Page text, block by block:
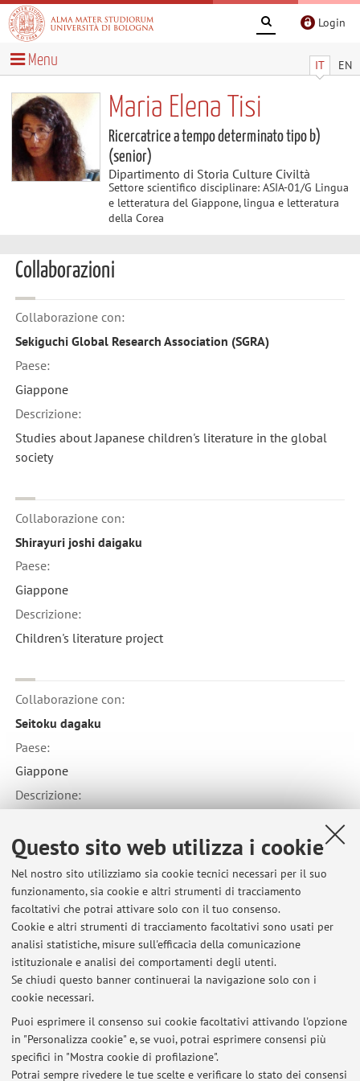
Questo sito web utilizza i cookie
Nel nostro sito utilizziamo sia cookie tecnici necessari per il suo
funzionamento, sia cookie e altri strumenti di tracciamento
facoltativi che potrai attivare solo con il tuo consenso.
Cookie e altri strumenti di tracciamento facoltativi sono usati per
analisi statistiche, misure sull'efficacia della comunicazione
istituzionale e analisi dei comportamenti degli utenti.
Se chiudi questo banner continuerai la navigazione solo con i
cookie necessari.
Puoi esprimere il consenso sui cookie facoltativi attivando l'opzione
in "Personalizza cookie" e, se vuoi, potrai esprimere consensi più
specifici in "Mostra cookie di profilazione".
Potrai sempre rivedere le tue scelte e verificare lo stato dei consensi
Login
IT EN
Menu
Maria Elena Tisi
Ricercatrice a tempo determinato tipo b)
(senior)
Dipartimento di Storia Culture Civiltà
Settore scientifico disciplinare: ASIA-01/G Lingua
e letteratura del Giappone, lingua e letteratura
della Corea
Collaborazioni
Collaborazione con:
Sekiguchi Global Research Association (SGRA)
Paese:
Giappone
Descrizione:
Studies about Japanese children's literature in the global
society
Collaborazione con:
Shirayuri joshi daigaku
Paese:
Giappone
Descrizione:
Children's literature project
Collaborazione con:
Seitoku dagaku
Paese:
Giappone
Descrizione:
Ultimi avvisi
Nuove opere in mostra a Palazzo Poggi
Pubblicato il: 02 luglio 2026
La ricerca bibliografica 17 marzo 2026
Pubblicato il: 25 marzo 2026
INCONTRI nell'ambito della mostra Graphic Japan. Da Hokusai al
Manga